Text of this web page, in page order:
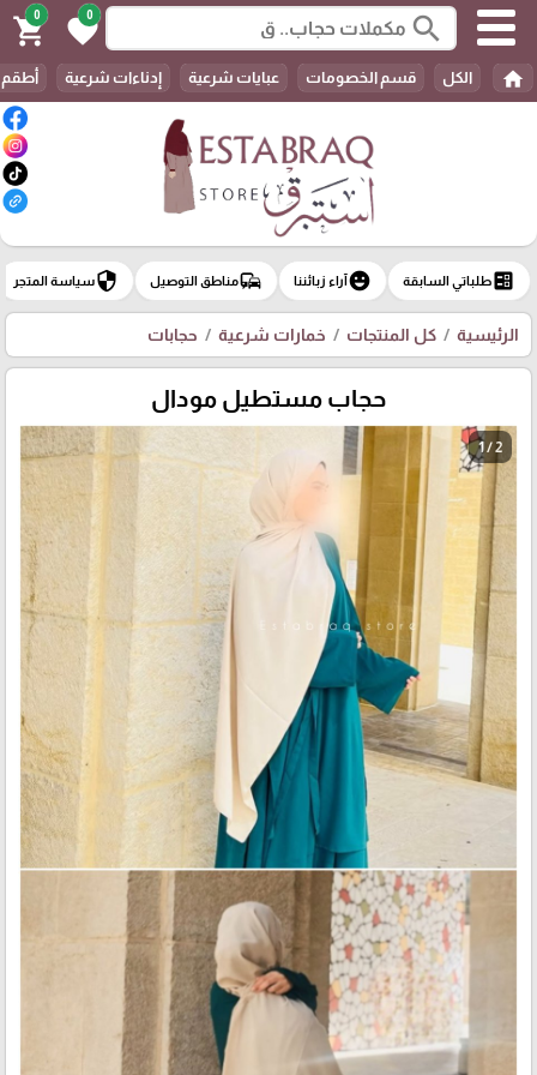
search
0
favorite
0
shopping_cart
home الكل قسم الخصومات عبايات شرعية إدناءات شرعية
ballotطلباتي السابقة emoji_emotionsآراء زبائننا commuteمناطق التوصيل securityسياسة المتجر
الرئيسية كل المنتجات خمارات شرعية حجابات
حجاب مستطيل مودال
1 / 2